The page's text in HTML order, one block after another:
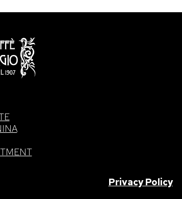
Privacy Policy